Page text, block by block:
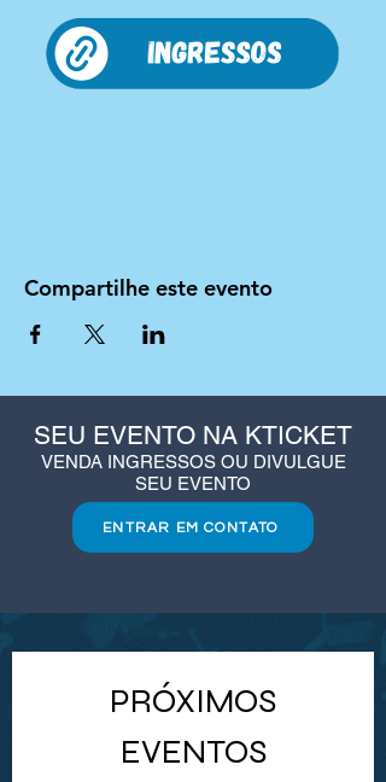
Compartilhe este evento
SEU EVENTO NA KTICKET
VENDA INGRESSOS OU DIVULGUE
SEU EVENTO
ENTRAR EM CONTATO
PRÓXIMOS
EVENTOS